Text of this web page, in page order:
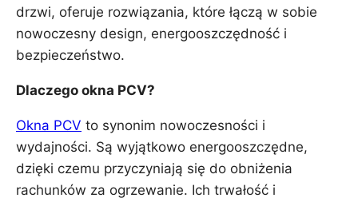
drzwi, oferuje rozwiązania, które łączą w sobie
nowoczesny design, energooszczędność i
bezpieczeństwo.
Dlaczego okna PCV?
Okna PCV to synonim nowoczesności i
wydajności. Są wyjątkowo energooszczędne,
dzięki czemu przyczyniają się do obniżenia
rachunków za ogrzewanie. Ich trwałość i